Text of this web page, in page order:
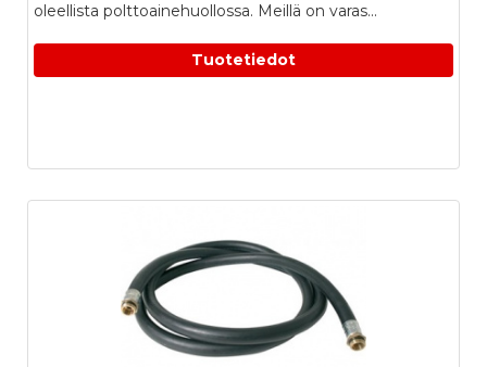
oleellista polttoainehuollossa. Meillä on varas...
Tuotetiedot